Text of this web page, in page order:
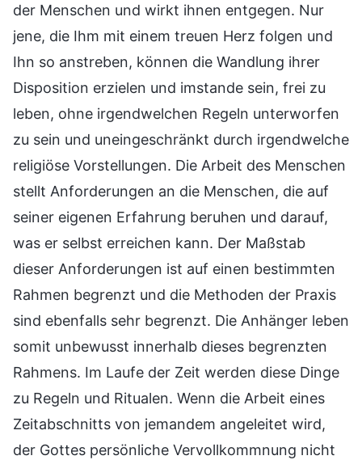
der Menschen und wirkt ihnen entgegen. Nur
jene, die Ihm mit einem treuen Herz folgen und
Ihn so anstreben, können die Wandlung ihrer
Disposition erzielen und imstande sein, frei zu
leben, ohne irgendwelchen Regeln unterworfen
zu sein und uneingeschränkt durch irgendwelche
religiöse Vorstellungen. Die Arbeit des Menschen
stellt Anforderungen an die Menschen, die auf
seiner eigenen Erfahrung beruhen und darauf,
was er selbst erreichen kann. Der Maßstab
dieser Anforderungen ist auf einen bestimmten
Rahmen begrenzt und die Methoden der Praxis
sind ebenfalls sehr begrenzt. Die Anhänger leben
somit unbewusst innerhalb dieses begrenzten
Rahmens. Im Laufe der Zeit werden diese Dinge
zu Regeln und Ritualen. Wenn die Arbeit eines
Zeitabschnitts von jemandem angeleitet wird,
der Gottes persönliche Vervollkommnung nicht